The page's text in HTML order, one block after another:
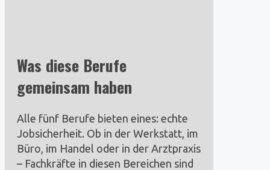
Was diese Berufe
gemeinsam haben
Alle fünf Berufe bieten eines: echte
Jobsicherheit. Ob in der Werkstatt, im
Büro, im Handel oder in der Arztpraxis
– Fachkräfte in diesen Bereichen sind